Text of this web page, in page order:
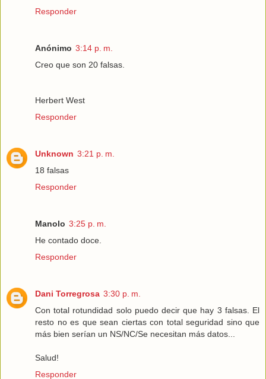
Responder
Anónimo 3:14 p. m.
Creo que son 20 falsas.
Herbert West
Responder
Unknown 3:21 p. m.
18 falsas
Responder
Manolo 3:25 p. m.
He contado doce.
Responder
Dani Torregrosa 3:30 p. m.
Con total rotundidad solo puedo decir que hay 3 falsas. El
resto no es que sean ciertas con total seguridad sino que
más bien serían un NS/NC/Se necesitan más datos...
Salud!
Responder